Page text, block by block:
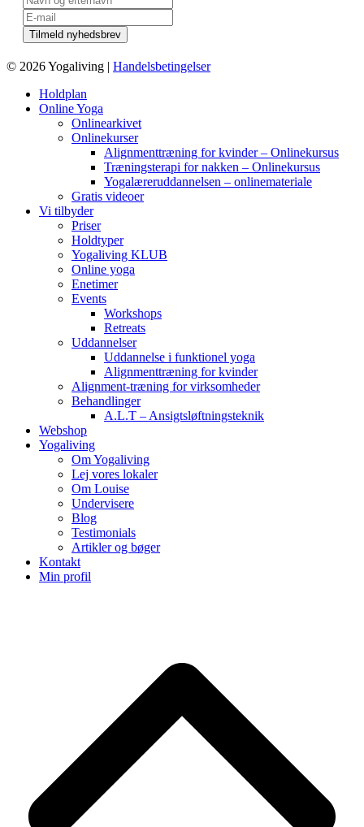
© 2026 Yogaliving | Handelsbetingelser
Holdplan
Online Yoga
Onlinearkivet
Onlinekurser
Alignmenttræning for kvinder – Onlinekursus
Træningsterapi for nakken – Onlinekursus
Yogalæreruddannelsen – onlinemateriale
Gratis videoer
Vi tilbyder
Priser
Holdtyper
Yogaliving KLUB
Online yoga
Enetimer
Events
Workshops
Retreats
Uddannelser
Uddannelse i funktionel yoga
Alignmenttræning for kvinder
Alignment-træning for virksomheder
Behandlinger
A.L.T – Ansigtsløftningsteknik
Webshop
Yogaliving
Om Yogaliving
Lej vores lokaler
Om Louise
Undervisere
Blog
Testimonials
Artikler og bøger
Kontakt
Min profil